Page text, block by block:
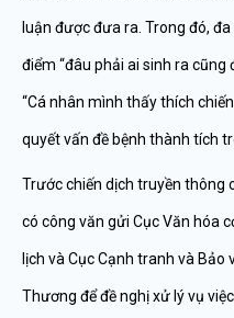
luận được đưa ra. Trong đó,
điểm “đâu phải ai sinh ra cũng
“Cá nhân mình thấy thích
quyết vấn đề bệnh thành tích
Trước chiến dịch truyền thông
có công văn gửi Cục Văn hóa
lịch và Cục Cạnh tranh và
Thương để đề nghị xử lý vụ